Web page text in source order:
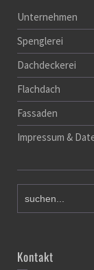
Unternehmen
Spenglerei
Dachdeckerei
Flachdach
Fassaden
Impressum &
Kontakt